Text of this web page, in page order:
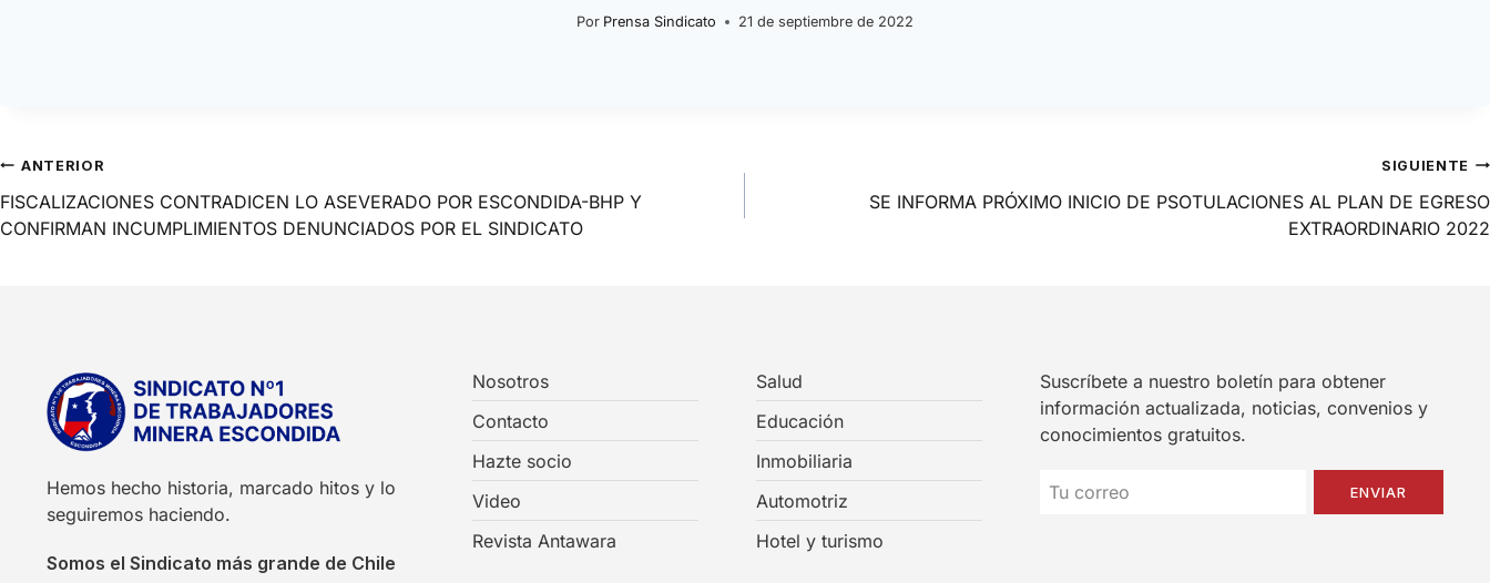
Por Prensa Sindicato 21 de septiembre de 2022
ANTERIOR
FISCALIZACIONES CONTRADICEN LO ASEVERADO POR ESCONDIDA-BHP Y
CONFIRMAN INCUMPLIMIENTOS DENUNCIADOS POR EL SINDICATO
SIGUIENTE
SE INFORMA PRÓXIMO INICIO DE PSOTULACIONES AL PLAN DE EGRESO
EXTRAORDINARIO 2022
Hemos hecho historia, marcado hitos y lo
seguiremos haciendo.
Somos el Sindicato más grande de Chile
Nosotros
Contacto
Hazte socio
Video
Revista Antawara
Salud
Educación
Inmobiliaria
Automotriz
Hotel y turismo
Suscríbete a nuestro boletín para obtener
información actualizada, noticias, convenios y
conocimientos gratuitos.
ENVIAR